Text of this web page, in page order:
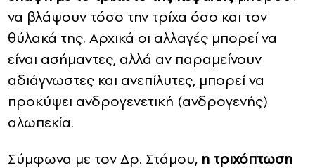
να βλάψουν τόσο την τρίχα όσο και τον
θύλακά της. Αρχικά οι αλλαγές μπορεί να
είναι ασήμαντες, αλλά αν παραμείνουν
αδιάγνωστες και ανεπίλυτες, μπορεί να
προκύψει ανδρογενετική (ανδρογενής)
αλωπεκία.
Σύμφωνα με τον Δρ. Στάμου, η τριχόπτωση